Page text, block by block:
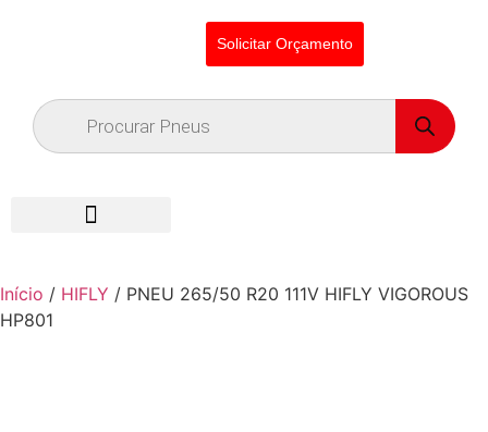
Solicitar Orçamento
Início / HIFLY / PNEU 265/50 R20 111V HIFLY VIGOROUS
HP801